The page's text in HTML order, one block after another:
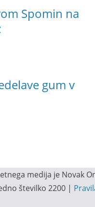
Spomin na
gum v
medija je Novak
številko 2200 |